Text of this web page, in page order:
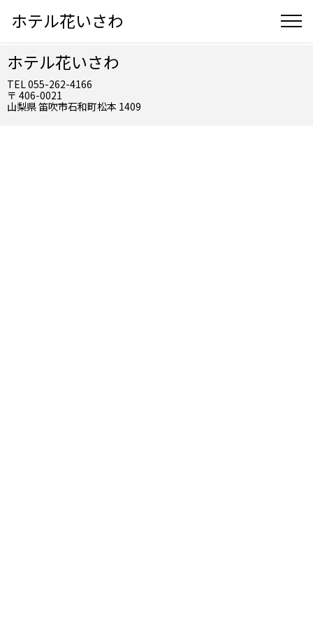
ホテル花いさわ
ホテル花いさわ
TEL 055-262-4166
〒 406-0021
山梨県 笛吹市石和町松本 1409